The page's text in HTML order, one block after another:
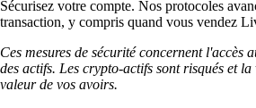
Sécurisez votre compte. Nos protocoles
transaction, y compris quand vous vendez
Ces mesures de sécurité concernent l'accès
des actifs. Les crypto-actifs sont risqués et
valeur de vos avoirs.